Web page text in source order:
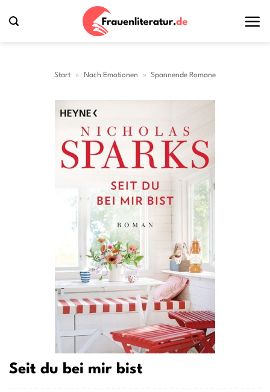
Inhalt
Start » Nach Emotionen » Spannende Romane
Seit du bei mir bist